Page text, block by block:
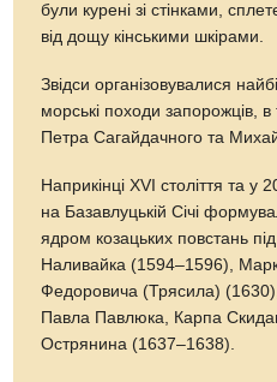
були курені зі стінками,
від дощу кінськими шкірами.
Звідси організовувалися
морські походи запорожців,
Петра Сагайдачного та
Наприкінці XVI століття та у
на Базавлуцькій Січі
ядром козацьких повстань
Наливайка (1594–1596),
Федоровича (Трясила)
Павла Павлюка, Карпа
Острянина (1637–1638).